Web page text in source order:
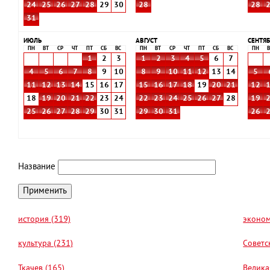
24
25 26 27 28 29
30
31
28
28
ИЮЛЬ
ПН ВТ СР ЧТ СБ ВС
1 2
3
4
5 6 7 8 9
10
11
12 13 14 15 16
17
18
19 20 21 22 23
24
25
26 27 28 29 30 31
АВГУСТ
ПН ВТ СР ЧТ СБ ВС
1 2 3 4 5 6
7
8
9 10 11 12 13
14
15
16 17 18 19 20
21
22
23 24 25 26 27
28
29
30 31
ПН
5
12
19
26
Название
история (319)
культура (231)
Ткачев (165)